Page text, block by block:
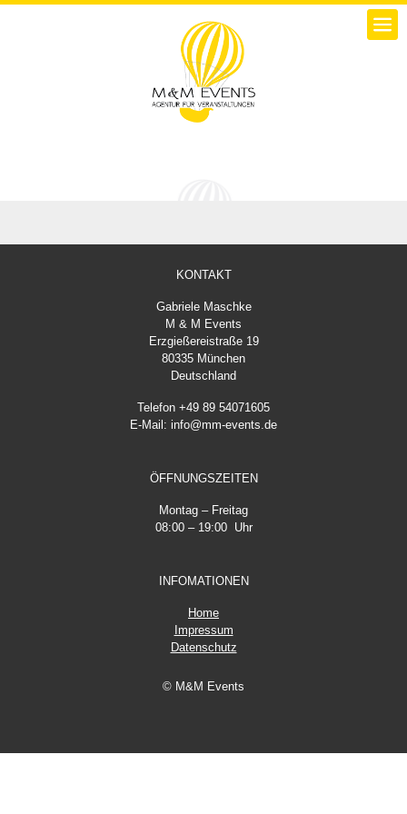
KONTAKT
Gabriele Maschke
M & M Events
Erzgießereistraße 19
80335 München
Deutschland
Telefon +49 89 54071605
E-Mail: info@mm-events.de
ÖFFNUNGSZEITEN
Montag – Freitag
08:00 – 19:00 Uhr
INFOMATIONEN
Home
Impressum
Datenschutz
© M&M Events